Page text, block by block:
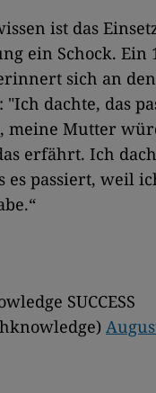
ist das
ein Schock. Ein
sich an
"Ich dachte, das
meine Mutter
erfährt. Ich
es passiert, weil
SUCCESS